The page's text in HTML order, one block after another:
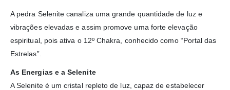
A pedra Selenite canaliza uma grande quantidade de luz e
vibrações elevadas e assim promove uma forte elevação
espiritual, pois ativa o 12º Chakra, conhecido como “Portal das
Estrelas”.
As Energias e a Selenite
A Selenite é um cristal repleto de luz, capaz de estabelecer